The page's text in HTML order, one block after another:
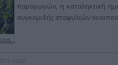
παραγωγών, η καταληκτική
συγκομιδής σταφυλιών
16:02